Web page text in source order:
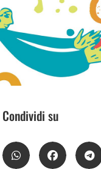
Condividi su